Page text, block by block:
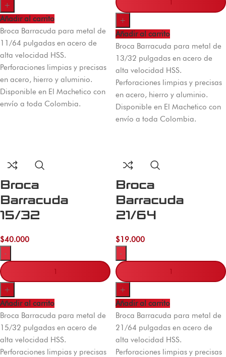
+
Añadir al carrito
Broca Barracuda para metal de
11/64 pulgadas en acero de
alta velocidad HSS.
Perforaciones limpias y precisas
en acero, hierro y aluminio.
Disponible en El Machetico con
envío a toda Colombia.
+
Añadir al carrito
Broca Barracuda para metal de
13/32 pulgadas en acero de
alta velocidad HSS.
Perforaciones limpias y precisas
en acero, hierro y aluminio.
Disponible en El Machetico con
envío a toda Colombia.
Broca
Barracuda
15/32
$40.000
-
+
Añadir al carrito
Broca Barracuda para metal de
15/32 pulgadas en acero de
alta velocidad HSS.
Perforaciones limpias y precisas
Broca
Barracuda
21/64
$19.000
-
+
Añadir al carrito
Broca Barracuda para metal de
21/64 pulgadas en acero de
alta velocidad HSS.
Perforaciones limpias y precisas